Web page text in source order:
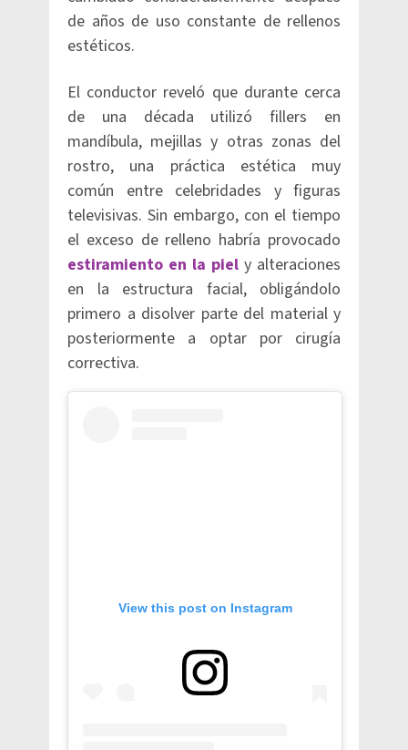
de años de uso constante de rellenos
estéticos.
El conductor reveló que durante cerca
de una década utilizó fillers en
mandíbula, mejillas y otras zonas del
rostro, una práctica estética muy
común entre celebridades y figuras
televisivas. Sin embargo, con el tiempo
el exceso de relleno habría provocado
estiramiento en la piel y alteraciones
en la estructura facial, obligándolo
primero a disolver parte del material y
posteriormente a optar por cirugía
correctiva.
View this post on Instagram